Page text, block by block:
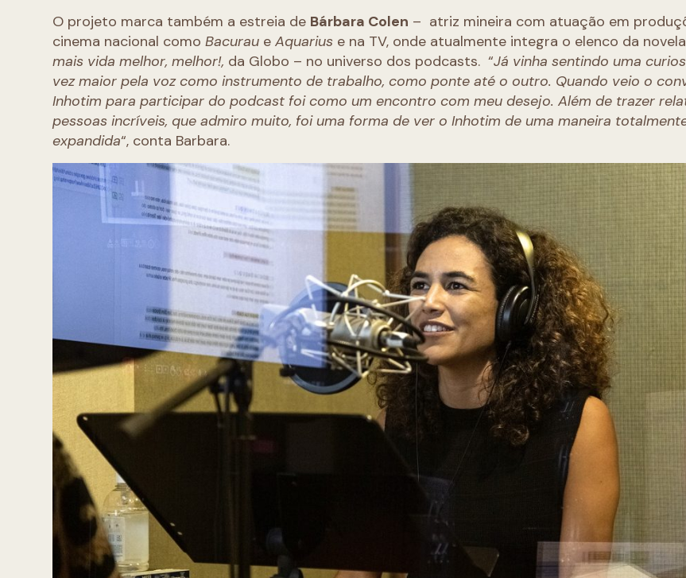
O projeto marca também a estreia de Bárbara Colen – atriz mineira com atuação em
cinema nacional comoBacurau eAquarius e na TV, onde atualmente integra o elenco da novela
mais vida melhor, melhor!, da Globo – no universo dos podcasts. “Já vinha sentindo uma
vez maior pela voz como instrumento de trabalho, como ponte até o outro. Quando veio o
Inhotim para participar do podcast foi como um encontro com meu desejo. Além de trazer
pessoas incríveis, que admiro muito, foi uma forma de ver o Inhotim de uma maneira
expandida“, conta Barbara.